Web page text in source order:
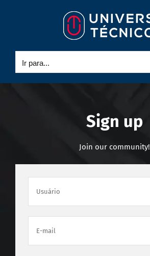
conteúdo
Ir para...
Sign up
Join our community!